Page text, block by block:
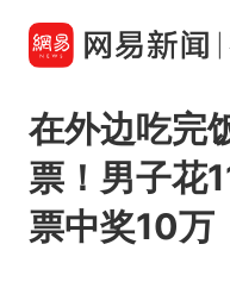
在外边吃完
票！男子花
票中奖10万